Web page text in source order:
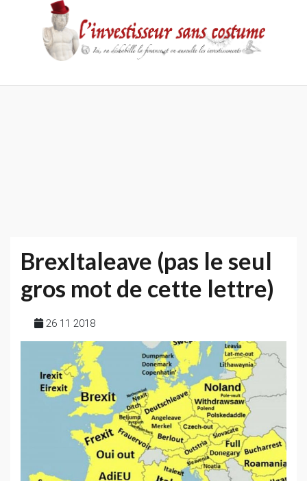
confidentialité
BrexItaleave (pas le seul
gros mot de cette lettre)
26 11 2018